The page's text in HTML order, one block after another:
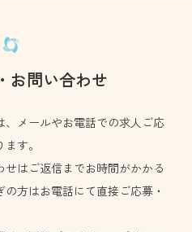
お問い合わせ
、メールやお電話での求人ご応
す。
はご返信までお時間がかかる
方はお電話にて直接ご応募・